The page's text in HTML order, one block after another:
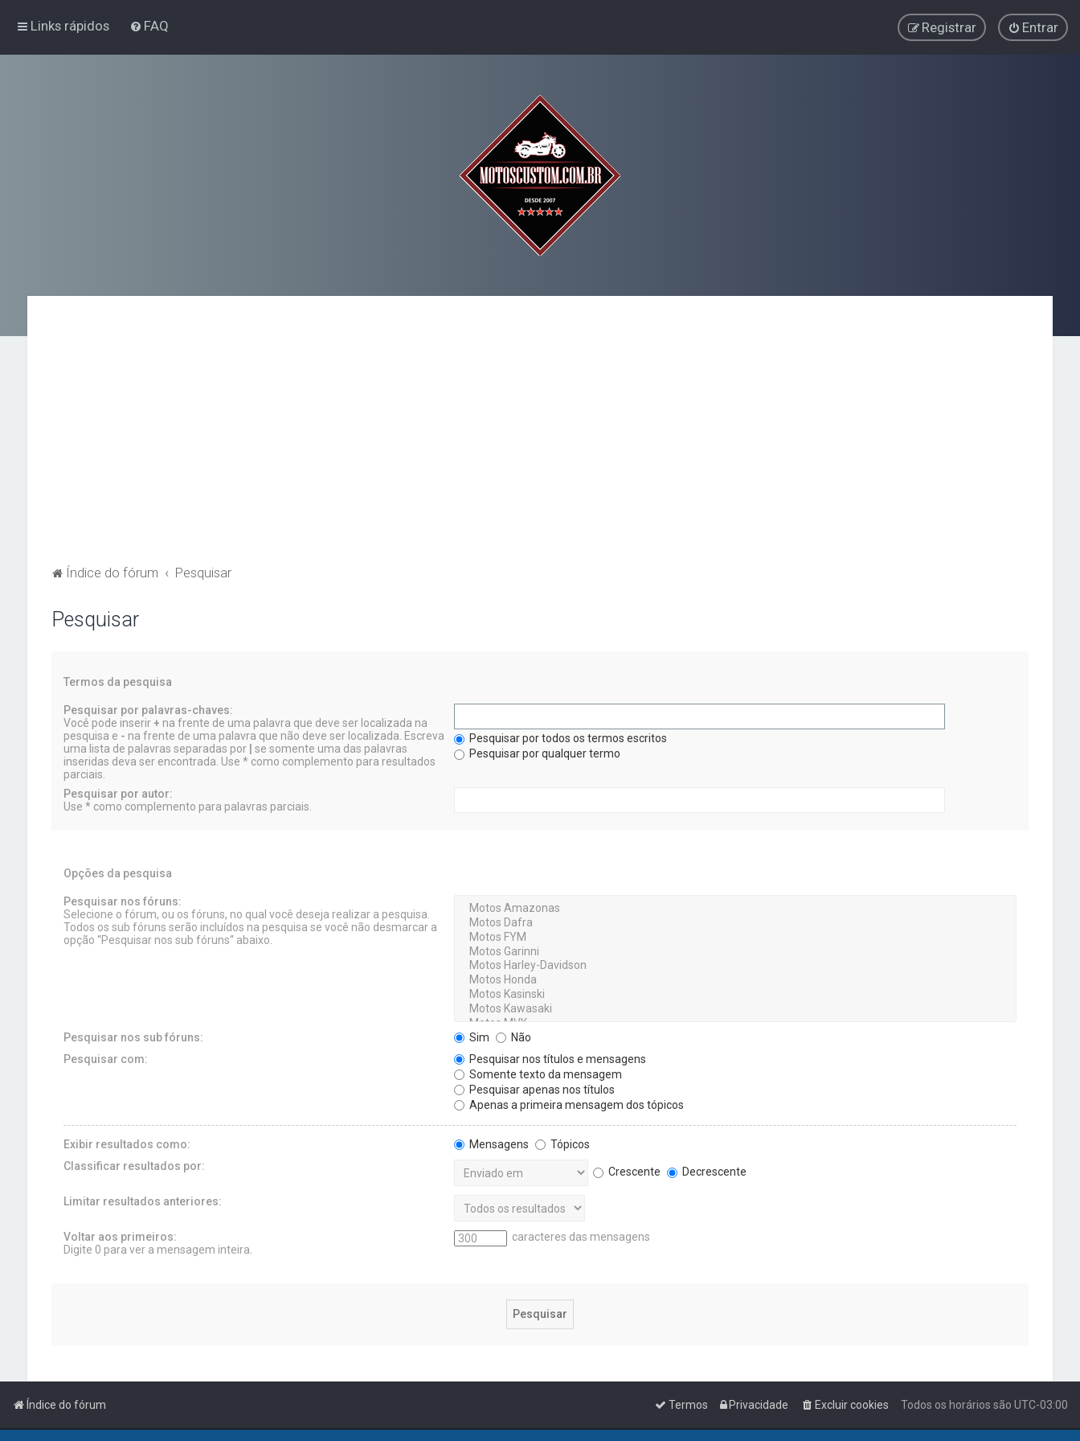
Links rápidos FAQ Entrar
Registrar
Índice do fórum Pesquisar
Pesquisar
Termos da pesquisa
Pesquisar por palavras-chaves:
Você pode inserir+ na frente de uma palavra que deve ser localizada na
pesquisa e - na frente de uma palavra que não deve ser localizada. Escreva
uma lista de palavras separadas por
se somente uma das palavras
inseridas deva ser encontrada. Use * como complemento para resultados
parciais.
Pesquisar por todos os termos escritos
Pesquisar por qualquer termo
Pesquisar por autor:
Use * como complemento para palavras parciais.
Opções da pesquisa
Pesquisar nos fóruns:
Selecione o fórum, ou os fóruns, no qual você deseja realizar a pesquisa.
Todos os sub fóruns serão incluídos na pesquisa se você não desmarcar a
opção “Pesquisar nos sub fóruns“ abaixo.
Pesquisar nos sub fóruns: Sim
Não
Pesquisar com:
Pesquisar nos títulos e mensagens
Somente texto da mensagem
Pesquisar apenas nos títulos
Apenas a primeira mensagem dos tópicos
Exibir resultados como: Mensagens
Tópicos
Classificar resultados por:
Crescente Decrescente
Limitar resultados anteriores:
Voltar aos primeiros:
Digite 0 para ver a mensagem inteira.
caracteres das mensagens
Índice do fórum Todos os horários são UTC-03:00
Excluir cookies
Privacidade
Termos